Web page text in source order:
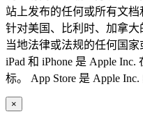
站上发布的任何或所有文
针对美国、比利时、加拿
当地法律或法规的任何国家
iPad 和 iPhone 是 Apple
标。 App Store 是 Apple Inc.
×